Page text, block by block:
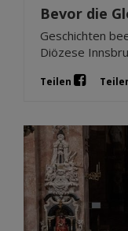
Bevor die
Geschichten
Diözese
Teilen